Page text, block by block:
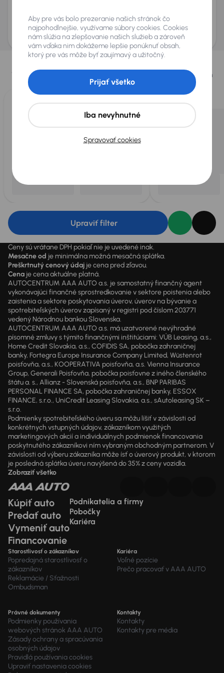
AURES Holdings a.s., so sídlom Dopravákov 874/15, Čimice, 184 00 Praha 8 bude
uchovávať a spracovávať vaše osobné údaje v súlade so zásadami ochrany a
spracovaniaosobných údajov.
Vybrali sme pre vás
Vyberáme pre vás tie
z našej ponuky. Každý deň
pre vás vykúpimeaž 400 vozidiel
Upraviť filter
Ceny sú vrátane DPH pokiaľ nie je uvedené inak.
Mesačne od je minimálna možná mesačná splátka.
Preškrtnutý cenový údaj je cena pred zľavou.
Cena je cena aktuálne platná.
AUTOCENTRUM AAA AUTO a.s. je samostatný finančný agent
vykonávajúci finančné sprostredkovanie v sektore poistenia alebo
zaistenia a sektore poskytovania úverov, úverov na bývanie a
spotrebiteľských úverov zapísaný v registri pod číslom 203771
vedený Národnou bankou Slovenska.
AUTOCENTRUM AAA AUTO a.s. má uzatvorené nevýhradné
písomné zmluvy s týmito finančnými inštitúciami: VÚB Leasing, a.s.,
Home Credit Slovakia, a.s., COFIDIS SA, pobočka zahraničnej
banky, Fortegra Europe Insurance Company Limited, Wüstenrot
poisťovňa, a.s., KOOPERATIVA poisťovňa, a.s. Vienna Insurance
Group, Generali Poisťovňa, pobočka poisťovne z iného členského
štátu a. s., Allianz - Slovenská poisťovňa, a.s., BNP PARIBAS
PERSONAL FINANCE SA, pobočka zahraničnej banky, ESSOX
FINANCE, s.r.o., UniCredit Leasing Slovakia, a.s., sAutoleasing SK –
s.r.o.
Podmienky spotrebiteľského úveru sa môžu líšiť v závislosti od
konkrétnych vstupných údajov, zákazníkom využitých
marketingových akcií a individuálnych podmienok financovania
poskytnutého zákazníkovi ním vybraným obchodným partnerom. V
závislosti od výberu zákazníka môže ísť o úverový produkt, v ktorom
je posledná splátka úveru navýšená do 35% z ceny vozidla.
Zobraziť všetko
Kúpiť auto
Predať auto
Vymeniť auto
Financovanie
Podnikatelia a firmy
Pobočky
Kariéra
Starostlivosť o zákazníkov
Popredajná starostlivosť o
zákazníkov
Reklamácie / Sťažnosti
Ombudsman
Kariéra
Voľné pozície
Prečo pracovať v AAA AUTO
Právné dokumenty
Podmienky používania
webových stránok AAA AUTO
Zásady ochrany a spracúvania
osobných údajov
Pravidlá používania cookies
Upraviť nastavenia cookies
Kontakty
Kontakty
Kontakty pre média
Aby pre vás bolo prezeranie našich stránok čo
najpohodlnejšie, využívame súbory cookies. Cookies
nám slúžia na zlepšovanie našich služieb a zároveň
vám vďaka nim dokážeme lepšie ponúknuť obsah,
ktorý pre vás môže byť zaujímavý a užitočný.
Spravovať cookies
Iba nevyhnutné
Prijať všetko